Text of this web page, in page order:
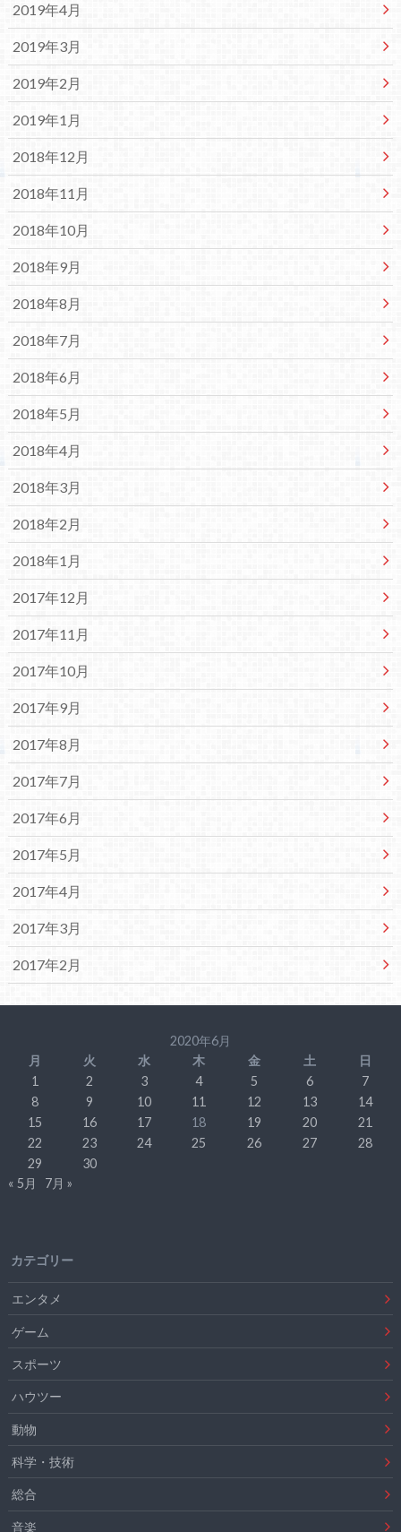
2019年4月
2019年3月
2019年2月
2019年1月
2018年12月
2018年11月
2018年10月
2018年9月
2018年8月
2018年7月
2018年6月
2018年5月
2018年4月
2018年3月
2018年2月
2018年1月
2017年12月
2017年11月
2017年10月
2017年9月
2017年8月
2017年7月
2017年6月
2017年5月
2017年4月
2017年3月
2017年2月
2020年6月
月
火 水 木 金 土
日
1
2 3 4 5 6
7
8
9 10 11 12 13
14
15
16 17 18 19 20
21
22
23 24 25 26 27
28
29
30
« 5月
7月 »
カテゴリー
エンタメ
ゲーム
スポーツ
ハウツー
動物
科学・技術
総合
音楽